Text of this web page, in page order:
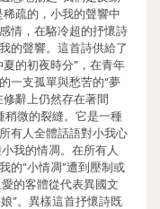
疏的，小我的聲響中
情，在駱冷超的抒懷詩
的聲響。這首詩供給了
的初夜時分”，在青年
一支孤單與愁苦的“夢
辭上仍然存在著間
稍微的裂縫。它是一種
有人全體話語對小我心
我的情凋。在所有人
的“小情凋”遭到壓制或
的客體從代表異國文
”。異樣這首抒懷詩既